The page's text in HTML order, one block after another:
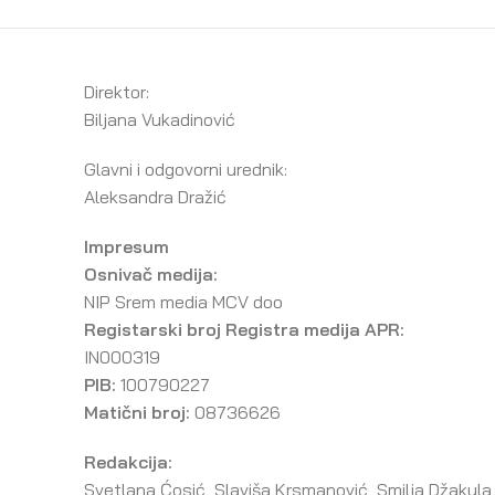
Direktor:
Biljana Vukadinović
Glavni i odgovorni urednik:
Aleksandra Dražić
Impresum
Osnivač medija:
NIP Srem media MCV doo
Registarski broj Registra medija APR:
IN000319
PIB: 100790227
Matični broj: 08736626
Redakcija:
Svetlana Ćosić, Slaviša Krsmanović, Smilja